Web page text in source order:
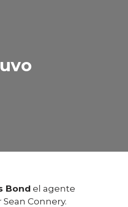
Bond el agente
Connery.